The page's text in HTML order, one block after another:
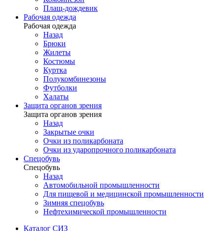
Плащ-дождевик
Рабочая одежда
Рабочая одежда
Назад
Брюки
Жилеты
Костюмы
Куртка
Полукомбинезоны
Футболки
Халаты
Защита органов зрения
Защита органов зрения
Назад
Закрытые очки
Очки из поликарбоната
Очки из ударопрочного поликарбоната
Спецобувь
Спецобувь
Назад
Автомобильной промышленности
Для пищевой и медицинской промышленности
Зимняя спецобувь
Нефтехимической промышленности
Каталог СИЗ